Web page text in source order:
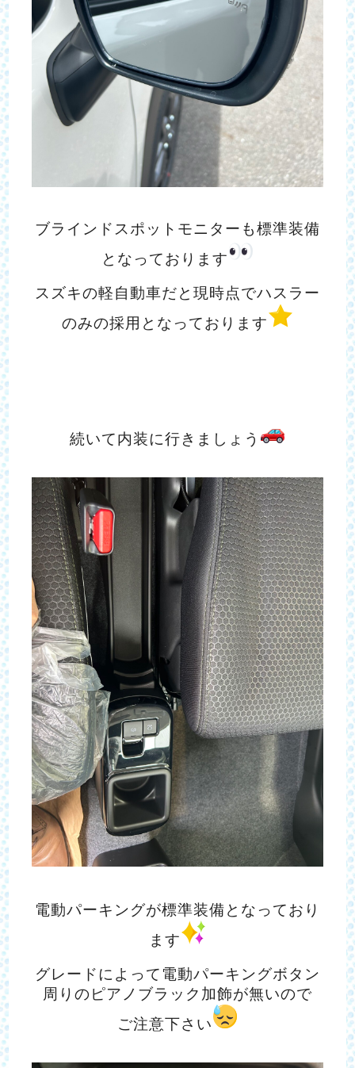
ブラインドスポットモニターも標準装備
となっております
スズキの軽自動車だと現時点でハスラー
のみの採用となっております
続いて内装に行きましょう
電動パーキングが標準装備となっており
ます
グレードによって電動パーキングボタン
周りのピアノブラック加飾が無いので
ご注意下さい